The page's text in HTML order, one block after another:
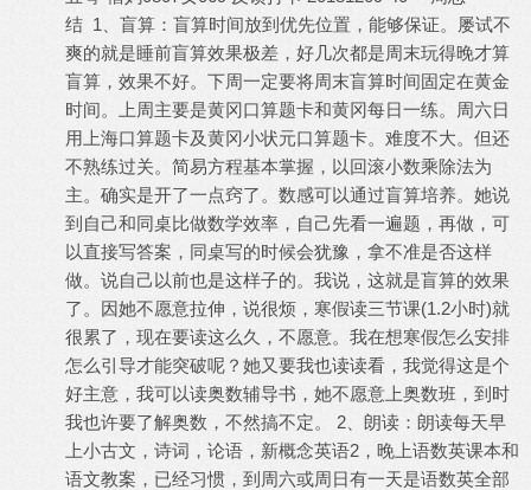
结 1、盲算：盲算时间放到优先位置，能够保证。屡试不
爽的就是睡前盲算效果极差，好几次都是周末玩得晚才算
盲算，效果不好。下周一定要将周末盲算时间固定在黄金
时间。上周主要是黄冈口算题卡和黄冈每日一练。周六日
用上海口算题卡及黄冈小状元口算题卡。难度不大。但还
不熟练过关。简易方程基本掌握，以回滚小数乘除法为
主。确实是开了一点窍了。数感可以通过盲算培养。她说
到自己和同桌比做数学效率，自己先看一遍题，再做，可
以直接写答案，同桌写的时候会犹豫，拿不准是否这样
做。说自己以前也是这样子的。我说，这就是盲算的效果
了。因她不愿意拉伸，说很烦，寒假读三节课(1.2小时)就
很累了，现在要读这么久，不愿意。我在想寒假怎么安排
怎么引导才能突破呢？她又要我也读读看，我觉得这是个
好主意，我可以读奥数辅导书，她不愿意上奥数班，到时
我也许要了解奥数，不然搞不定。 2、朗读：朗读每天早
上小古文，诗词，论语，新概念英语2，晚上语数英课本和
语文教案，已经习惯，到周六或周日有一天是语数英全部